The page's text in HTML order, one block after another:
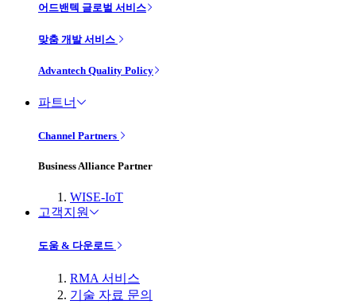
어드밴텍 글로벌 서비스
맞춤 개발 서비스
Advantech Quality Policy
파트너
Channel Partners
Business Alliance Partner
WISE-IoT
고객지원
도움 & 다운로드
RMA 서비스
기술 자료 문의